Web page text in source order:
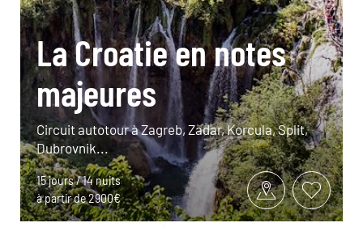
La Croatie en notes
majeures
Circuit autotour à Zagreb, Zadar, Korcula, Split,
Dubrovnik...
15 jours / 14 nuits
à partir de 2900€